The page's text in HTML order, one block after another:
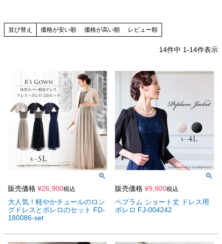
並び替え 価格が安い順 価格が高い順 レビュー順
14件中 1-14件表示
販売価格 ¥26,900税込
大人気！軽やかチュールのロン
グドレスとボレロのセット FD-
180086-set
販売価格 ¥9,900税込
ペプラム ショート丈 ドレス用
ボレロ FJ-004242